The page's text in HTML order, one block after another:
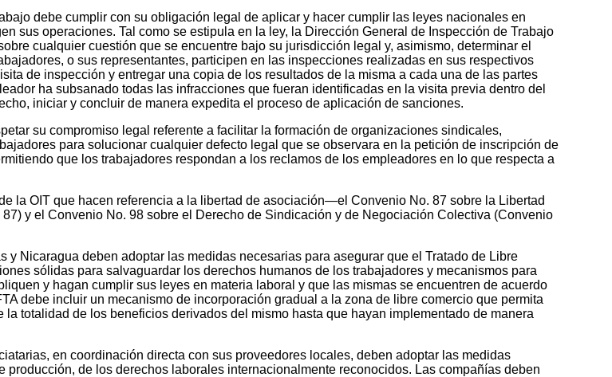
debe cumplir con su obligación legal de aplicar y hacer cumplir las leyes nacionales en
sus operaciones. Tal como se estipula en la ley, la Dirección General de Inspección de Trabajo
cualquier cuestión que se encuentre bajo su jurisdicción legal y, asimismo, determinar el
o sus representantes, participen en las inspecciones realizadas en sus respectivos
de inspección y entregar una copia de los resultados de la misma a cada una de las partes
ha subsanado todas las infracciones que fueran identificadas en la visita previa dentro del
iniciar y concluir de manera expedita el proceso de aplicación de sanciones.
su compromiso legal referente a facilitar la formación de organizaciones sindicales,
para solucionar cualquier defecto legal que se observara en la petición de inscripción de
que los trabajadores respondan a los reclamos de los empleadores en lo que respecta a
la OIT que hacen referencia a la libertad de asociación—el Convenio No. 87 sobre la Libertad
y el Convenio No. 98 sobre el Derecho de Sindicación y de Negociación Colectiva (Convenio
y Nicaragua deben adoptar las medidas necesarias para asegurar que el Tratado de Libre
sólidas para salvaguardar los derechos humanos de los trabajadores y mecanismos para
y hagan cumplir sus leyes en materia laboral y que las mismas se encuentren de acuerdo
debe incluir un mecanismo de incorporación gradual a la zona de libre comercio que permita
totalidad de los beneficios derivados del mismo hasta que hayan implementado de manera
en coordinación directa con sus proveedores locales, deben adoptar las medidas
de los derechos laborales internacionalmente reconocidos. Las compañías deben